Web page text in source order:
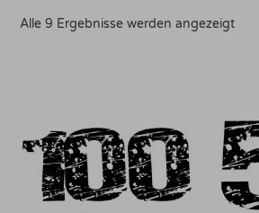
Alle 9 Ergebnisse werden angezeigtNach